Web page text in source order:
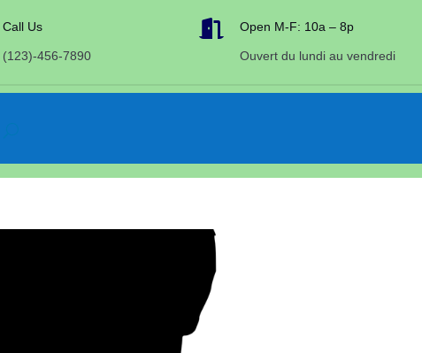
Call Us
(123)-456-7890
 Open M-F: 10a – 8p
Ouvert du lundi au vendredi